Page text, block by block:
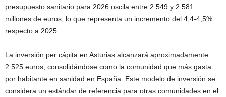
presupuesto sanitario para 2026 oscila entre 2.549 y 2.581
millones de euros, lo que representa un incremento del 4,4-4,5%
respecto a 2025.
La inversión per cápita en Asturias alcanzará aproximadamente
2.525 euros, consolidándose como la comunidad que más gasta
por habitante en sanidad en España. Este modelo de inversión se
considera un estándar de referencia para otras comunidades en el